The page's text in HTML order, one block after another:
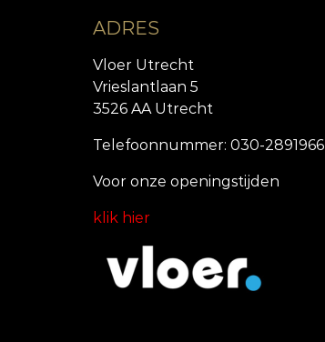
ADRES
Vloer Utrecht
Vrieslantlaan 5
3526 AA Utrecht
Telefoonnummer: 030-2891966
Voor onze openingstijden
klik hier